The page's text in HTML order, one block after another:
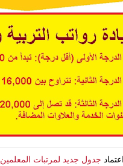
جدول جديد لمرتبات المعلمين